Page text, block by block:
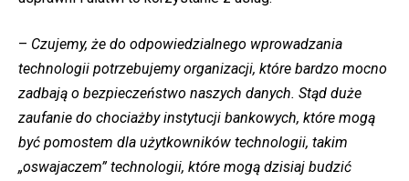
– Czujemy, że do odpowiedzialnego wprowadzania
technologii potrzebujemy organizacji, które bardzo mocno
zadbają o bezpieczeństwo naszych danych. Stąd duże
zaufanie do chociażby instytucji bankowych, które mogą
być pomostem dla użytkowników technologii, takim
„oswajaczem” technologii, które mogą dzisiaj budzić